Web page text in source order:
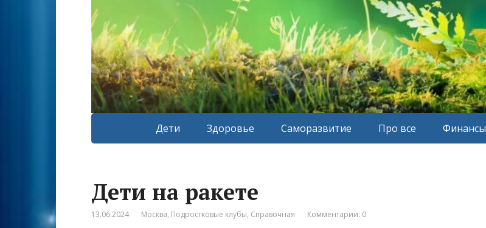
Дети Здоровье Саморазвитие Про все Финансы
Дети на ракете
13.06.2024 Москва, Подростковые клубы, Справочная Комментарии: 0